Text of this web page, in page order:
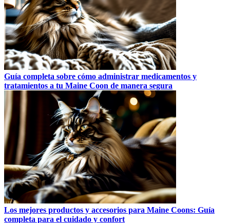
Guía completa sobre cómo administrar medicamentos y
tratamientos a tu Maine Coon de manera segura
Los mejores productos y accesorios para Maine Coons: Guía
completa para el cuidado y confort